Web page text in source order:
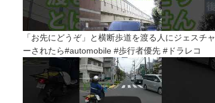
「お先にどうぞ」と横断歩道を渡る人にジェスチャ
ーされたら#automobile #歩行者優先 #ドラレコ